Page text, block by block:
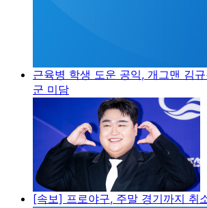
근육병 학생 도운 공익, 개그맨 김
군 미담
[속보] 프로야구, 주말 경기까지 취